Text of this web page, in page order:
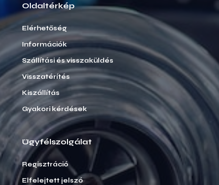
Oldaltérkép
Elérhetőség
Információk
Szállítási és visszaküldés
Visszatérítés
Kiszállítás
Gyakori kérdések
Ügyfélszolgálat
Regisztráció
Elfelejtett jelszó